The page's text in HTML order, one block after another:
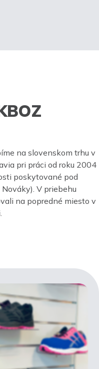
na slovenskom trhu v
pri práci od roku 2004
poskytované pod
V priebehu
na popredné miesto v